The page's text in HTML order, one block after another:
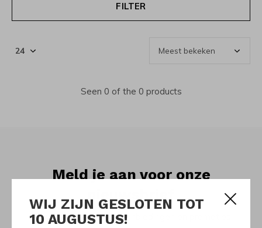
WIJ ZIJN GESLOTEN TOT
10 AUGUSTUS!
FILTER
Seen 0 of the 0 products
Meld je aan voor onze
Ontvang de nieuwste aanbiedingen en promoties